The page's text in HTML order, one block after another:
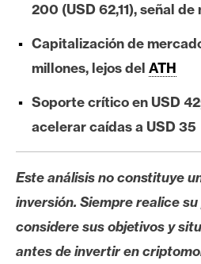
A
A
á
l
i
s
s
200 (USD 62,11), señal de
Capitalización de
millones, lejos del ATH
Soporte crítico en USD
acelerar caídas a USD 35
Este análisis no constituye
inversión. Siempre realice
considere sus objetivos y
antes de invertir en